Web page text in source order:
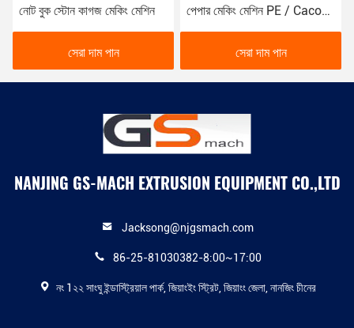
নোট বুক স্টোন কাগজ মেকিং মেশিন
সেরা দাম পান
পেপার মেকিং মেশিন PE / Caco3
800-1000 কেজি / এইচ সঙ্গে
সেরা দাম পান
NANJING GS-MACH EXTRUSION EQUIPMENT CO.,LTD
Jacksong@njgsmach.com
86-25-81030382-8:00~17:00
নং 1২২ সাংঘু ইন্ডাস্ট্রিয়াল পার্ক, জিয়াংইং স্ট্রিট, জিয়াংং জেলা, নানজিং চীনের